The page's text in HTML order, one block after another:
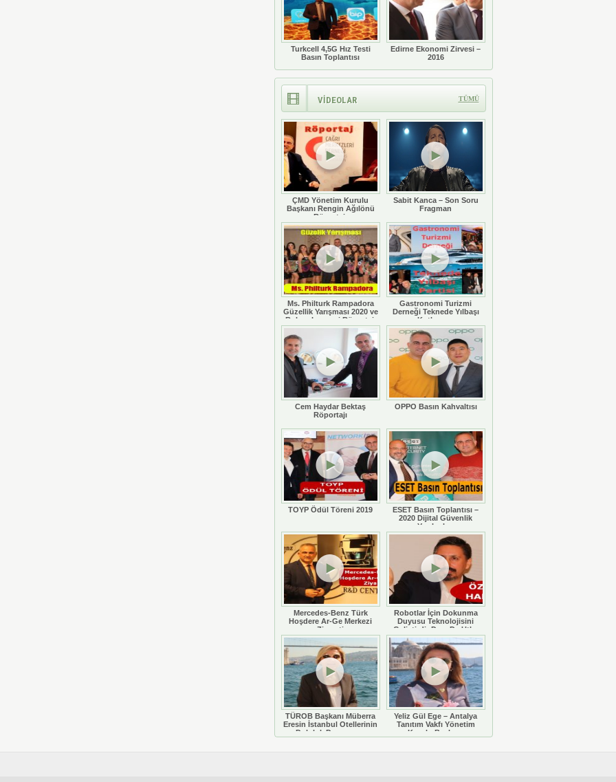
Turkcell 4,5G Hız Testi
Basın Toplantısı
Edirne Ekonomi Zirvesi –
2016
VİDEOLAR TÜMÜ
ÇMD Yönetim Kurulu
Başkanı Rengin Ağılönü
Röportajı
Sabit Kanca – Son Soru
Fragman
Ms. Philturk Rampadora
Güzellik Yarışması 2020 ve
Rohan Legaspi Röportajı
Gastronomi Turizmi
Derneği Teknede Yılbaşı
Kutlaması
Cem Haydar Bektaş
Röportajı
OPPO Basın Kahvaltısı
TOYP Ödül Töreni 2019
ESET Basın Toplantısı –
2020 Dijital Güvenlik
Yazılımları
Mercedes-Benz Türk
Hoşdere Ar-Ge Merkezi
Ziyareti
Robotlar İçin Dokunma
Duyusu Teknolojisini
Geliştirdi: Doç. Dr. Utku
Büyükşahin
TÜROB Başkanı Müberra
Eresin İstanbul Otellerinin
Doluluk Durumunu
Yeliz Gül Ege – Antalya
Tanıtım Vakfı Yönetim
Kurulu Başkanı